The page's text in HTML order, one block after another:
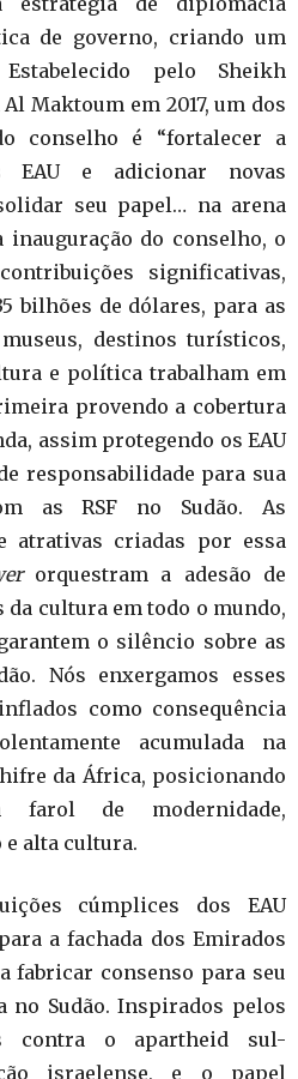
de governo, criando um
pelo Sheikh
Maktoum em 2017, um dos
conselho é “fortalecer a
EAU e adicionar novas
seu papel… na arena
inauguração do conselho, o
significativas,
bilhões de dólares, para as
destinos turísticos,
e política trabalham em
provendo a cobertura
assim protegendo os EAU
responsabilidade para sua
as RSF no Sudão. As
atrativas criadas por essa
orquestram a adesão de
cultura em todo o mundo,
o silêncio sobre as
Nós enxergamos esses
como consequência
acumulada na
da África, posicionando
de modernidade,
alta cultura.
cúmplices dos EAU
a fachada dos Emirados
fabricar consenso para seu
Sudão. Inspirados pelos
contra o apartheid sul-
israelense, e o papel